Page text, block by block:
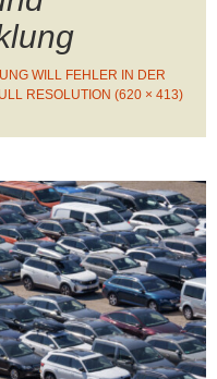
WILL FEHLER IN DER
RESOLUTION (620 × 413)